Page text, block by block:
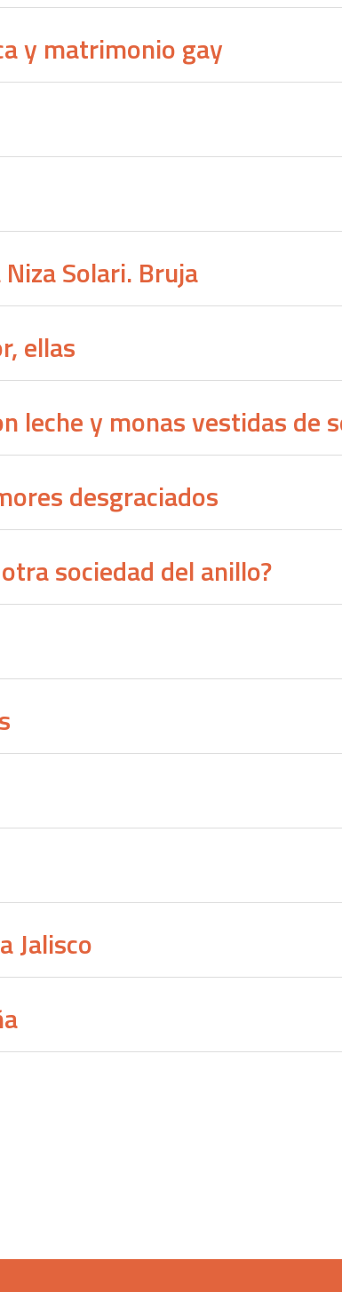
y matrimonio gay
Solari. Bruja
ellas
leche y monas vestidas de
desgraciados
sociedad del anillo?
Jalisco